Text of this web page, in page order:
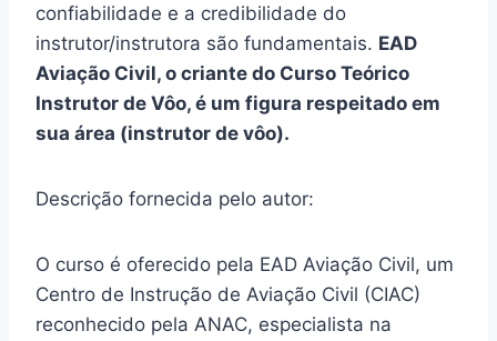
confiabilidade e a credibilidade do
instrutor/instrutora são fundamentais. EAD
Aviação Civil, o criante do Curso Teórico
Instrutor de Vôo, é um figura respeitado em
sua área (instrutor de vôo).
Descrição fornecida pelo autor:
O curso é oferecido pela EAD Aviação Civil, um
Centro de Instrução de Aviação Civil (CIAC)
reconhecido pela ANAC, especialista na